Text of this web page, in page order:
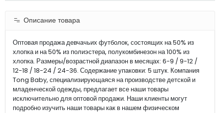
Описание товара
Оптовая продажа девчачьих футболок, состоящих на 50% из
хлопка и на 50% из полиэстера, полукомбинезон на 100% из
хлопка. Размеры/возрастной диапазон в месяцах: 6-9 / 9-12 /
12-18 / 18-24 / 24-36. Содержание упаковки: 5 штук. Компания
Tong Baby, специализирующаяся на производстве детской и
младенческой одежды, предлагает все наши товары
исключительно для оптовой продажи. Наши клиенты могут
подробно изучить наши товары как в нашем физическом